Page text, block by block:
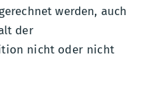
werden, auch
der
nicht oder nicht